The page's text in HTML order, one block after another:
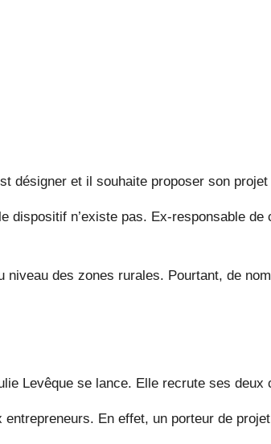
désigner et il souhaite proposer son
dispositif n’existe pas. Ex-responsable
des zones rurales. Pourtant, de
Levêque se lance. Elle recrute ses
En effet, un porteur de